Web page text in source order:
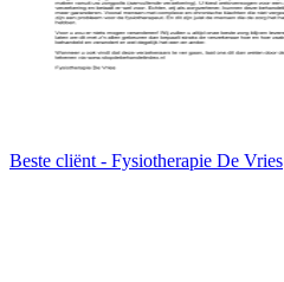
Beste cliënt - Fysiotherapie De Vries